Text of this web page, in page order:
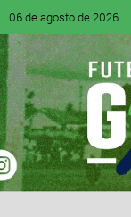
06 de agosto de 2026